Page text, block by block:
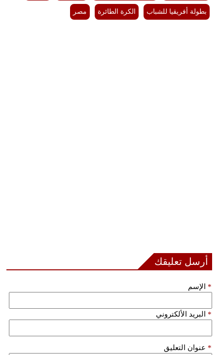
بطولة أفريقيا للشباب الكرة الطائرة مصر
أرسل تعليقك
الإسم *
البريد الألكتروني *
عنوان التعليق *